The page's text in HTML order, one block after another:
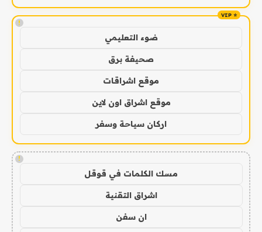
!
ضوء التعليمي
صحيفة برق
موقع اشراقات
موقع اشراق اون لاين
اركان سياحة وسفر
!
مسك الكلمات في قوقل
اشراق التقنية
ان سفن